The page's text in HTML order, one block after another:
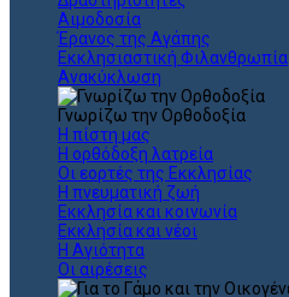
Αιμοδοσία
Έρανος της Αγάπης
Εκκλησιαστική Φιλανθρωπία
Ανακύκλωση
Γνωρίζω την Ορθοδοξία
Η πίστη μας
Η ορθόδοξη λατρεία
Οι εορτές της Εκκλησίας
Η πνευματική ζωή
Εκκλησία και κοινωνία
Εκκλησία και νέοι
Η Αγιότητα
Οι αιρέσεις